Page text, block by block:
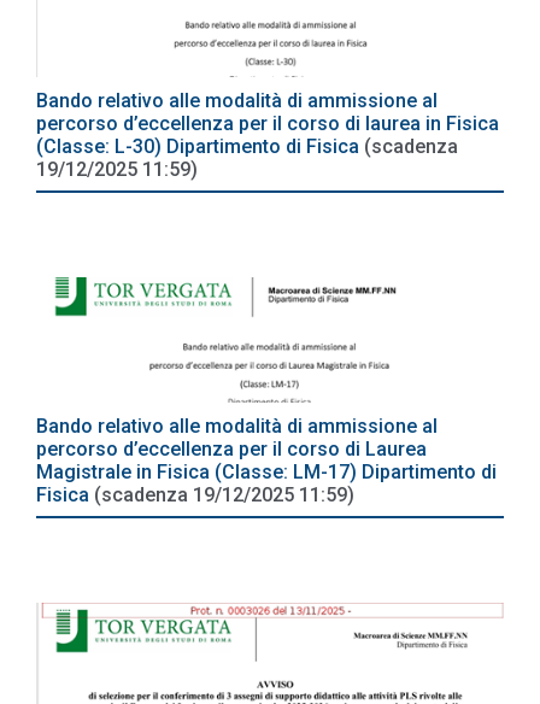
Bando relativo alle modalità di ammissione al
percorso d’eccellenza per il corso di laurea in Fisica
(Classe: L-30) Dipartimento di Fisica (scadenza
19/12/2025 11:59)
Bando relativo alle modalità di ammissione al
percorso d’eccellenza per il corso di Laurea
Magistrale in Fisica (Classe: LM-17) Dipartimento di
Fisica (scadenza 19/12/2025 11:59)